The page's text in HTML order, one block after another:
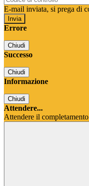
E-mail inviata, si prega di
Errore
Chiudi
Successo
Chiudi
Informazione
Chiudi
Attendere...
Attendere il